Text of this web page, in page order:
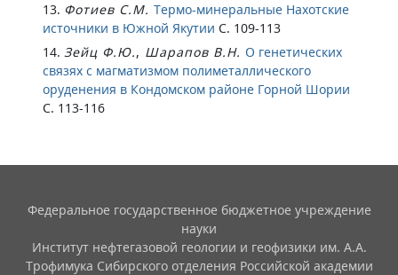
13. Фотиев С.М. Термо-минеральные Нахотские
источники в Южной Якутии С. 109-113
14. Зейц Ф.Ю., Шарапов В.Н. О генетических
связях с магматизмом полиметаллического
оруденения в Кондомском районе Горной Шории
С. 113-116
Федеральное государственное бюджетное учреждение
науки
Институт нефтегазовой геологии и геофизики им. А.А.
Трофимука Сибирского отделения Российской академии